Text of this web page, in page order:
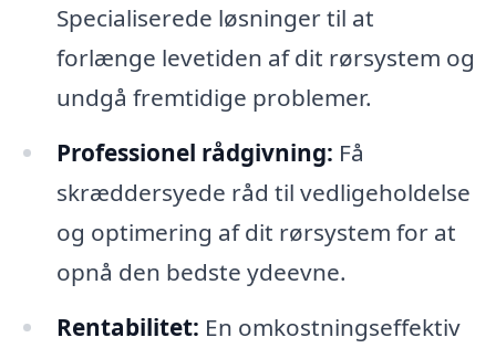
Specialiserede løsninger til at
forlænge levetiden af dit rørsystem og
undgå fremtidige problemer.
Professionel rådgivning: Få
skræddersyede råd til vedligeholdelse
og optimering af dit rørsystem for at
opnå den bedste ydeevne.
Rentabilitet: En omkostningseffektiv